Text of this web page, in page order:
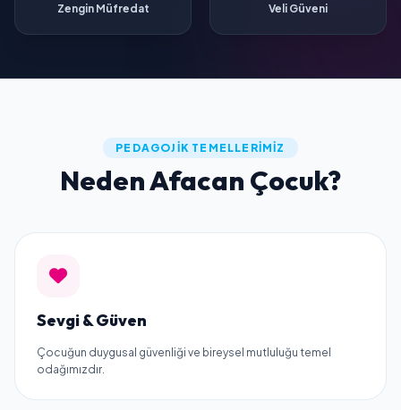
Zengin Müfredat Veli Güveni
PEDAGOJIK TEMELLERIMIZ
Neden Afacan Çocuk?
Sevgi & Güven
Çocuğun duygusal güvenliği ve bireysel mutluluğu temel
odağımızdır.